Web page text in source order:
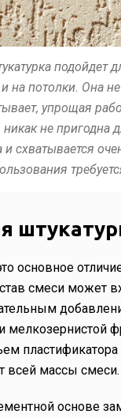
подойдет
и на потолки. Она
упрощая
никак не пригодна
схватывается
основное
смеси может
мелкозернистой
всей массы смеси.
основе